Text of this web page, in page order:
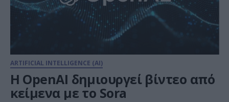
ARTIFICIAL INTELLIGENCE (AI)
Η OpenAI δημιουργεί βίντεο από
κείμενα με το Sora